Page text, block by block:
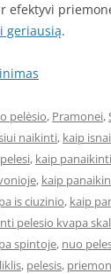
efektyvi
geriausią.
pelėsio, Pramonei,
naikinti, kaip
, kaip
, kaip
is ciuzinio, kaip
pelesio kvapa
spintoje, nuo
, pelesis,